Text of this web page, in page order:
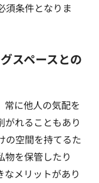
須条件となりま
スペースとの
常に他人の気配を
がれることもあり
の空間を持てるた
物を保管したり
なメリットがあり